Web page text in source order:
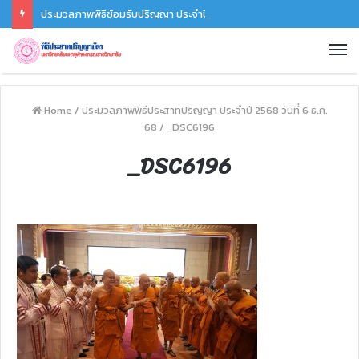
ประมวลภาพพิธีซ้อมรับปริญญา ประจำปี 2568 วันที่ 6 ธ.ค. 68
Home / ประมวลภาพพิธีประสาทปริญญา ประจำปี 2568 วันที่ 6 ธ.ค.
68 / _DSC6196
_DSC6196